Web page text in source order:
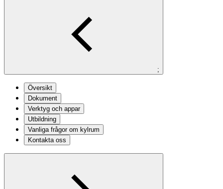
;
Översikt
Dokument
Verktyg och appar
Utbildning
Vanliga frågor om kylrum
Kontakta oss